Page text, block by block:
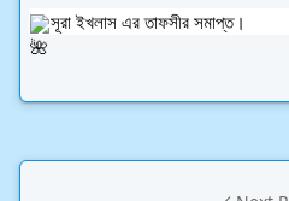
সূরা ইখলাস এর তাফসীর সমাপ্ত।